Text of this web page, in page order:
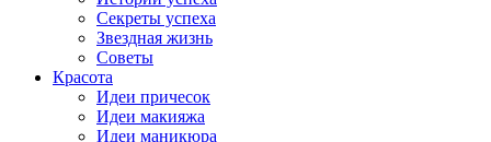
Секреты успеха
Звездная жизнь
Советы
Красота
Идеи причесок
Идеи макияжа
Идеи маникюра